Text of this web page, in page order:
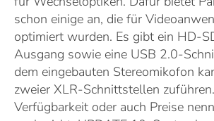
schon einige an, die für
optimiert wurden. Es gibt ein HD-
Ausgang sowie eine USB 2.0-
dem eingebauten Stereomikofon
zweier XLR-Schnittstellen
Verfügbarkeit oder auch Preise